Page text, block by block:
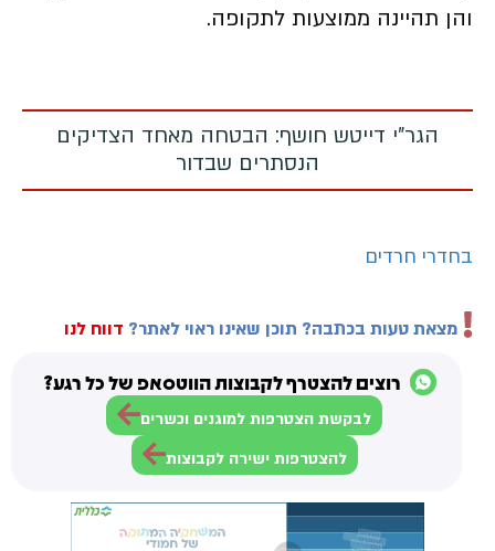
והן תהיינה ממוצעות לתקופה.
הגר"י דייטש חושף: הבטחה מאחד הצדיקים
הנסתרים שבדור
בחדרי חרדים
מצאת טעות בכתבה? תוכן שאינו ראוי לאתר? דווח לנו
רוצים להצטרף לקבוצות הווטסאפ של כל רגע?
לבקשת הצטרפות למוגנים וכשרים
להצטרפות ישירה לקבוצות